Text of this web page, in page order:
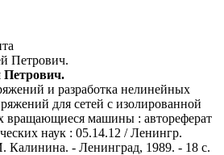
Петрович.
и разработка нелинейных
для сетей с изолированной
вращающиеся машины : автореферат
наук : 05.14.12 / Ленингр.
Калинина. - Ленинград, 1989. - 18 с.